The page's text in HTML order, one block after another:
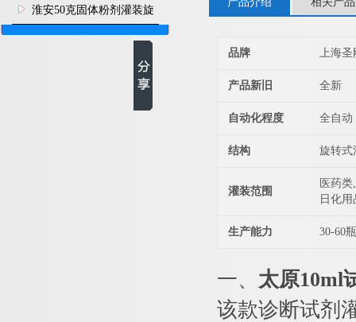
生产线
淮安50克固体粉剂灌装旋
盖机
品牌 上海圣
产品新旧 全新
自动化程度 全自动
结构 旋转式
灌装范围
医药
日化
生产能力 30-60
一、 太原10ml
该款诊断试剂